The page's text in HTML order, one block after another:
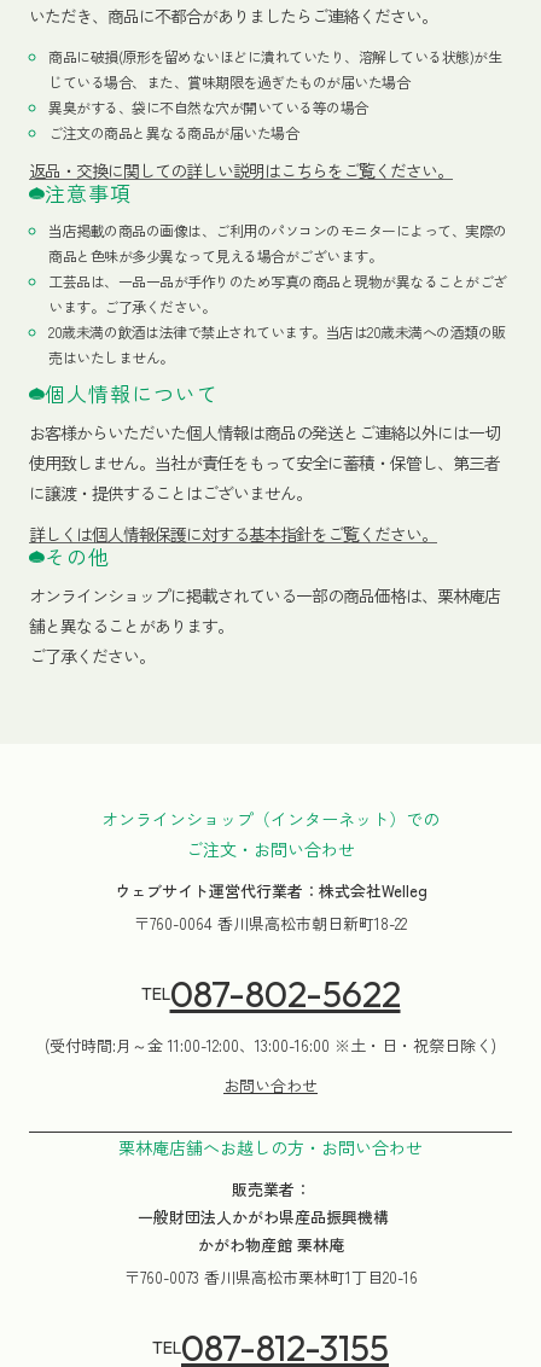
いただき、商品に不都合がありましたらご連絡ください。
商品に破損(原形を留めないほどに潰れていたり、溶解している状態)が生
じている場合、また、賞味期限を過ぎたものが届いた場合
異臭がする、袋に不自然な穴が開いている等の場合
ご注文の商品と異なる商品が届いた場合
返品・交換に関しての詳しい説明はこちらをご覧ください。
注意事項
当店掲載の商品の画像は、ご利用のパソコンのモニターによって、実際の
商品と色味が多少異なって見える場合がございます。
工芸品は、一品一品が手作りのため写真の商品と現物が異なることがござ
います。ご了承ください。
20歳未満の飲酒は法律で禁止されています。当店は20歳未満への酒類の販
売はいたしません。
個人情報について
お客様からいただいた個人情報は商品の発送とご連絡以外には一切
使用致しません。当社が責任をもって安全に蓄積・保管し、第三者
に譲渡・提供することはございません。
詳しくは個人情報保護に対する基本指針をご覧ください。
その他
オンラインショップに掲載されている一部の商品価格は、栗林庵店
舗と異なることがあります。
ご了承ください。
オンラインショップ（インターネット）での
ご注文・お問い合わせ
ウェブサイト運営代行業者：株式会社Welleg
〒760-0064 香川県高松市朝日新町18-22
TEL087-802-5622
(受付時間:月～金 11:00-12:00、13:00-16:00 ※土・日・祝祭日除く)
お問い合わせ
栗林庵店舗へお越しの方・お問い合わせ
販売業者：
一般財団法人かがわ県産品振興機構
かがわ物産館 栗林庵
〒760-0073 香川県高松市栗林町1丁目20-16
TEL087-812-3155